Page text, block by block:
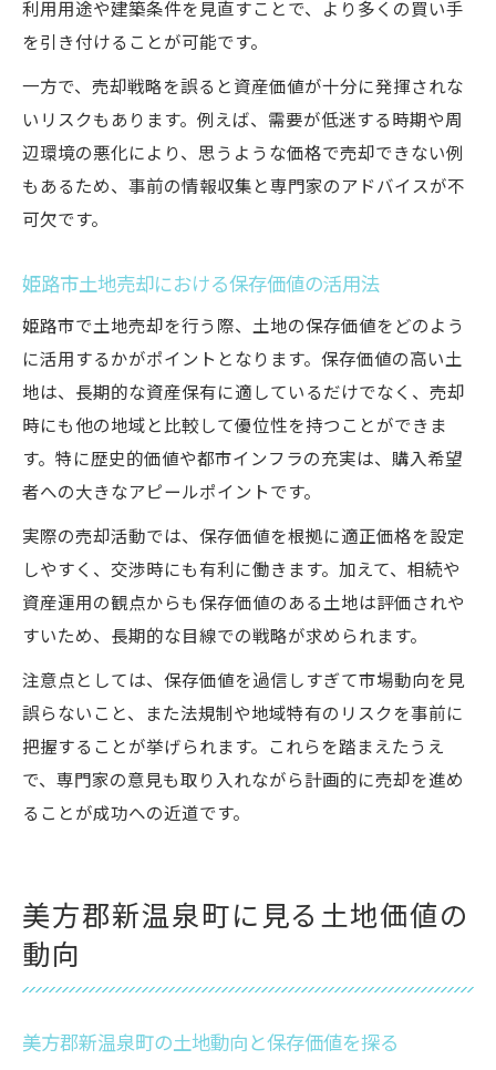
利用用途や建築条件を見直すことで、より多くの買い手
を引き付けることが可能です。
一方で、売却戦略を誤ると資産価値が十分に発揮されな
いリスクもあります。例えば、需要が低迷する時期や周
辺環境の悪化により、思うような価格で売却できない例
もあるため、事前の情報収集と専門家のアドバイスが不
可欠です。
姫路市土地売却における保存価値の活用法
姫路市で土地売却を行う際、土地の保存価値をどのよう
に活用するかがポイントとなります。保存価値の高い土
地は、長期的な資産保有に適しているだけでなく、売却
時にも他の地域と比較して優位性を持つことができま
す。特に歴史的価値や都市インフラの充実は、購入希望
者への大きなアピールポイントです。
実際の売却活動では、保存価値を根拠に適正価格を設定
しやすく、交渉時にも有利に働きます。加えて、相続や
資産運用の観点からも保存価値のある土地は評価されや
すいため、長期的な目線での戦略が求められます。
注意点としては、保存価値を過信しすぎて市場動向を見
誤らないこと、また法規制や地域特有のリスクを事前に
把握することが挙げられます。これらを踏まえたうえ
で、専門家の意見も取り入れながら計画的に売却を進め
ることが成功への近道です。
美方郡新温泉町に見る土地価値の
動向
美方郡新温泉町の土地動向と保存価値を探る